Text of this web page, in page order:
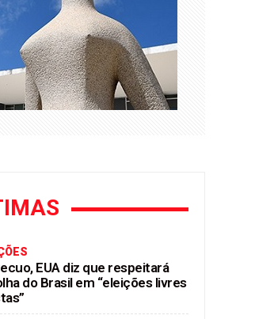
EUA diz que respeitará
do Brasil em “eleições livres